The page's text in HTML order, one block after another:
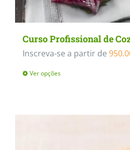
Curso Profissional de
Inscreva-se a partir de
Ver opções
has